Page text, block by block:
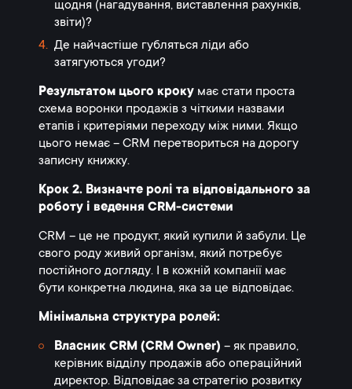
щодня (нагадування, виставлення рахунків,
звіти)?
Де найчастіше губляться ліди або
затягуються угоди?
Результатом цього кроку має стати проста
схема воронки продажів з чіткими назвами
етапів і критеріями переходу між ними. Якщо
цього немає – CRM перетвориться на дорогу
записну книжку.
Крок 2. Визначте ролі та відповідального за
роботу і ведення CRM-системи
CRM – це не продукт, який купили й забули. Це
свого роду живий організм, який потребує
постійного догляду. І в кожній компанії має
бути конкретна людина, яка за це відповідає.
Мінімальна структура ролей:
Власник CRM (CRM Owner) – як правило,
керівник відділу продажів або операційний
директор. Відповідає за стратегію розвитку